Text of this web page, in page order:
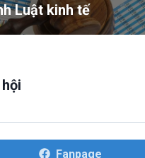
Luật kinh tế
Fanpage